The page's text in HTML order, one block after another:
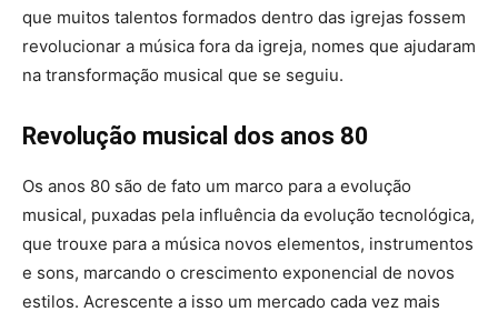
que muitos talentos formados dentro das igrejas fossem
revolucionar a música fora da igreja, nomes que ajudaram
na transformação musical que se seguiu.
Revolução musical dos anos 80
Os anos 80 são de fato um marco para a evolução
musical, puxadas pela influência da evolução tecnológica,
que trouxe para a música novos elementos, instrumentos
e sons, marcando o crescimento exponencial de novos
estilos. Acrescente a isso um mercado cada vez mais